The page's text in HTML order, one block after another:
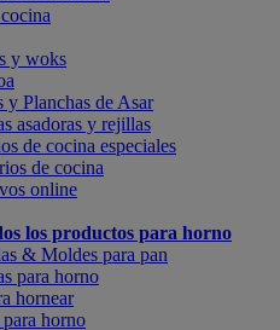
y woks
y Planchas de Asar
asadoras y rejillas
de cocina especiales
de cocina
online
los productos para horno
& Moldes para pan
para horno
hornear
horno